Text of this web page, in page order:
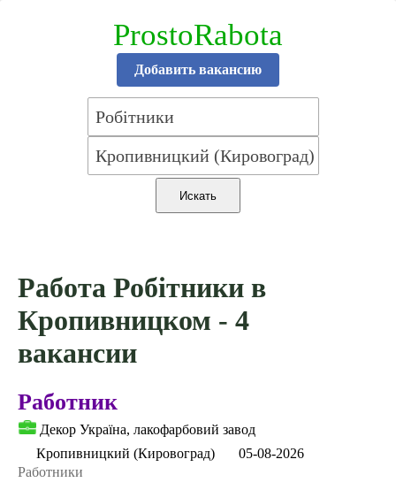
ProstoRabota
Добавить вакансию
Работа Робітники в
Кропивницком - 4
вакансии
Работник
Декор Україна, лакофарбовий завод
Кропивницкий (Кировоград)
05-08-2026
Работники